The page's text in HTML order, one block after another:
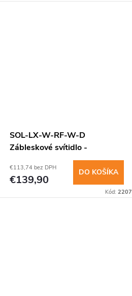
SOL-LX-W-RF-W-D
Zábleskové svítidlo -
stěna,červenésvětlo,bílý
€113,74 bez DPH
€139,90
DO KOŠÍKA
Kód:2207